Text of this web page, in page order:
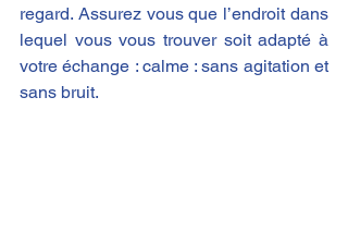
regard. Assurez vous que l’endroit dans
lequel vous vous trouver soit adapté à
votre échange : calme : sans agitation et
sans bruit.